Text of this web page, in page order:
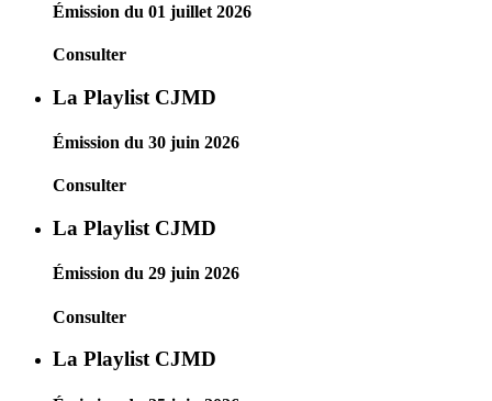
Émission du 01 juillet 2026
Consulter
La Playlist CJMD
Émission du 30 juin 2026
Consulter
La Playlist CJMD
Émission du 29 juin 2026
Consulter
La Playlist CJMD